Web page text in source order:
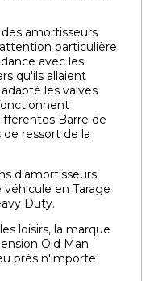
amortisseurs
particulière
avec les
qu'ils allaient
les valves
Barre de
ressort de la
d'amortisseurs
en Tarage
Duty.
loisirs, la marque
Old Man
près n'importe